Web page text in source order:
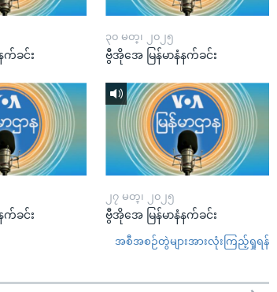
က်ခင်း
၃၀ မတ္၊ ၂၀၂၅
ဗွီအိုအေ မြန်မာနံနက်ခင်း
က်ခင်း
၂၇ မတ္၊ ၂၀၂၅
ဗွီအိုအေ မြန်မာနံနက်ခင်း
အစီအစဉ်တွဲများအားလုံးကြည့်ရှုရန်